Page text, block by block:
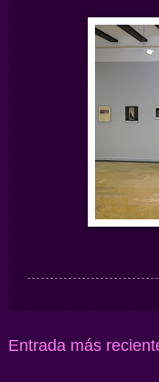
Entrada más